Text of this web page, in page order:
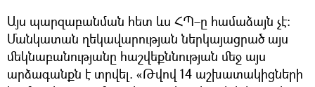
Այս պարզաբանման հետ ևս ՀՊ–ը համաձայն չէ։
Մանկատան ղեկավարության ներկայացրած այս
մեկնաբանությանը հաշվեքննության մեջ այս
արձագանքն է տրվել. «Թվով 14 աշխատակիցների